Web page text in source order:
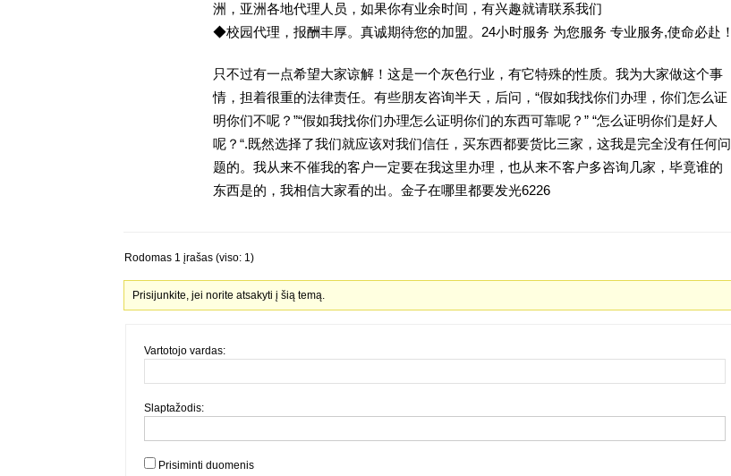
洲，亚洲各地代理人员，如果你有业余时间，有兴趣就请联系我们
◆校园代理，报酬丰厚。真诚期待您的加盟。24小时服务 为您服务 专业服务,使命必赴！
只不过有一点希望大家谅解！这是一个灰色行业，有它特殊的性质。我为大家做这个事
情，担着很重的法律责任。有些朋友咨询半天，后问，“假如我找你们办理，你们怎么证
明你们不呢？”“假如我找你们办理怎么证明你们的东西可靠呢？” “怎么证明你们是好人
呢？“.既然选择了我们就应该对我们信任，买东西都要货比三家，这我是完全没有任何问
题的。我从来不催我的客户一定要在我这里办理，也从来不客户多咨询几家，毕竟谁的
东西是的，我相信大家看的出。金子在哪里都要发光6226
Rodomas 1 įrašas (viso: 1)
Prisijunkite, jei norite atsakyti į šią temą.
Vartotojo vardas:
Slaptažodis:
Prisiminti duomenis